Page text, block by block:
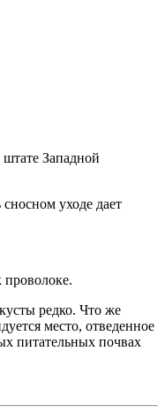
Западной
уходе дает
проволоке.
редко. Что же
место, отведенное
питательных почвах